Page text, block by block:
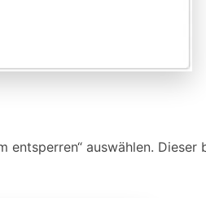
auswählen. Dieser